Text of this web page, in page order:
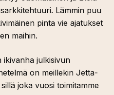
Lämmin puu
pinta vie ajatukset
maihin.
ikivanha julkisivun
on meillekin Jetta-
joka vuosi toimitamme